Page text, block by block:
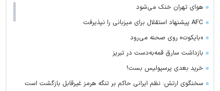
هوای تهران خنک می‌شود
AFC پیشنهاد استقلال برای میزبانی را نپذیرفت
«بایکوت» روی صحنه می‌رود
بازداشت سارق قمه‌به‌دست در تبریز
خرید بعدی پرسپولیس بست!
سخنگوی ارتش: نظم ایرانی حاکم بر تنگه هرمز غیرقابل بازگشت است